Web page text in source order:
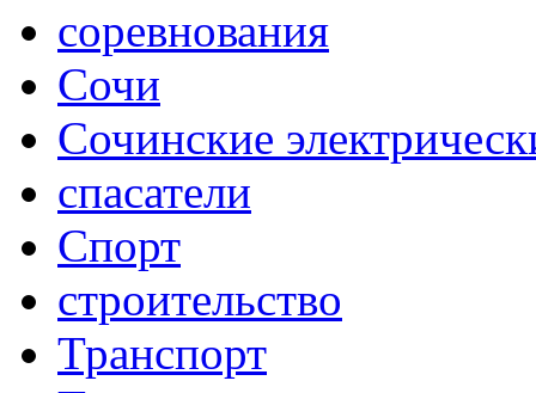
соревнования
Сочи
Сочинские
спасатели
Спорт
строительство
Транспорт